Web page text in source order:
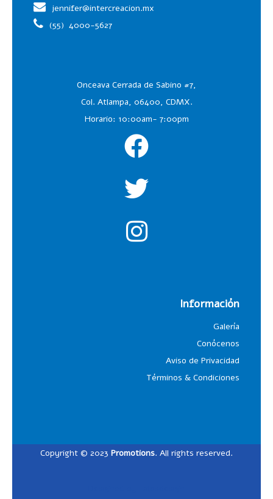
jennifer@intercreacion.mx
(55) 4000-5627
Onceava Cerrada de Sabino #7,
Col. Atlampa, 06400, CDMX.
Horario: 10:00am- 7:00pm
Información
Galería
Conócenos
Aviso de Privacidad
Términos & Condiciones
Copyright © 2023 Promotions. All rights reserved.